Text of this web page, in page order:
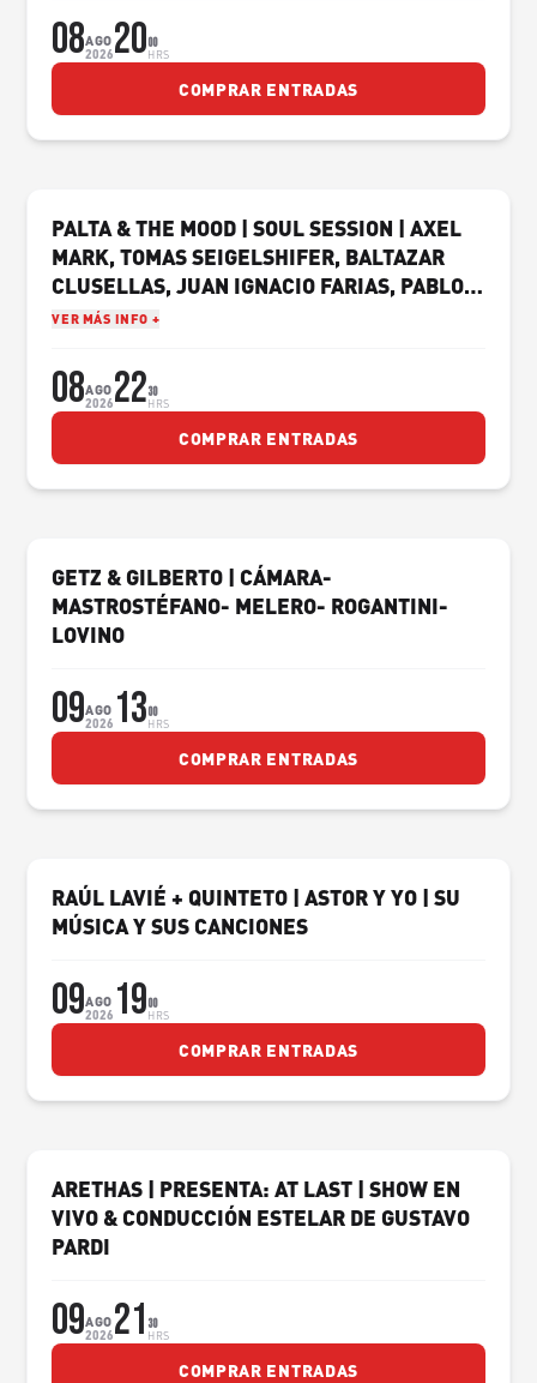
08AGO
20262000
HRS
COMPRAR ENTRADAS
PALTA & THE MOOD | SOUL SESSION | AXEL
MARK, TOMAS SEIGELSHIFER, BALTAZAR
CLUSELLAS, JUAN IGNACIO FARIAS, PABLO
RAMOS Y SEBASTIÁN CADORIN.
VER MÁS INFO +
08AGO
20262230
HRS
COMPRAR ENTRADAS
GETZ & GILBERTO | CÁMARA-
MASTROSTÉFANO- MELERO- ROGANTINI-
LOVINO
09AGO
2026 1300
HRS
COMPRAR ENTRADAS
RAÚL LAVIÉ + QUINTETO | ASTOR Y YO | SU
MÚSICA Y SUS CANCIONES
09AGO
2026 1900
HRS
COMPRAR ENTRADAS
ARETHAS | PRESENTA: AT LAST | SHOW EN
VIVO & CONDUCCIÓN ESTELAR DE GUSTAVO
PARDI
09AGO
20262130
HRS
COMPRAR ENTRADAS